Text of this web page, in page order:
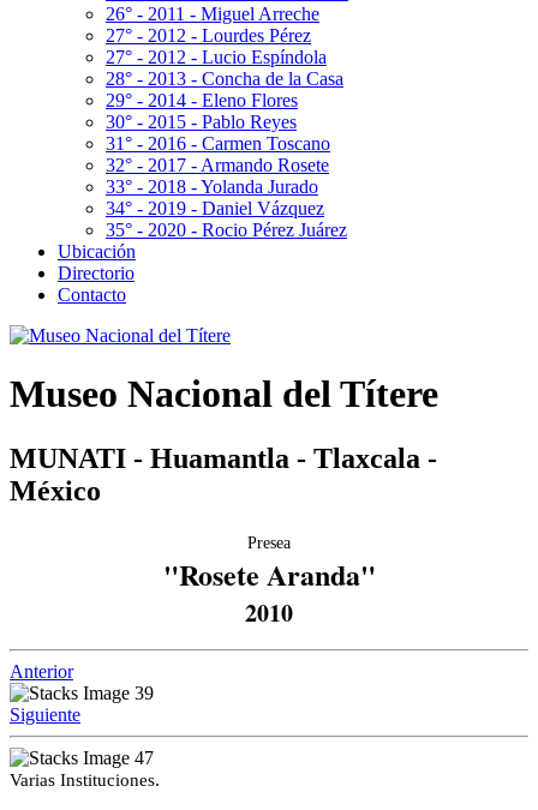
26° - 2011 - Miguel Arreche
27° - 2012 - Lourdes Pérez
27° - 2012 - Lucio Espíndola
28° - 2013 - Concha de la Casa
29° - 2014 - Eleno Flores
30° - 2015 - Pablo Reyes
31° - 2016 - Carmen Toscano
32° - 2017 - Armando Rosete
33° - 2018 - Yolanda Jurado
34° - 2019 - Daniel Vázquez
35° - 2020 - Rocio Pérez Juárez
Ubicación
Directorio
Contacto
Museo Nacional del Títere
MUNATI - Huamantla - Tlaxcala -
México
Presea
"Rosete Aranda"
2010
Anterior
Siguiente
Varias Instituciones.